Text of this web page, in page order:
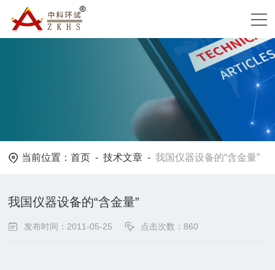
当前位置：首页 -技术文章 -我国仪器设备的“含金量”
我国仪器设备的“含金量”
发布时间：2011-05-25 点击次数：860